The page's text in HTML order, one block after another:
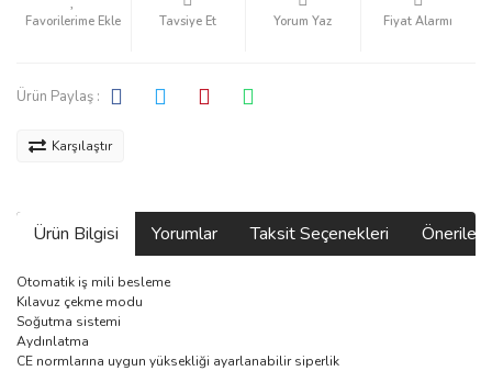
Tavsiye Et Yorum Yaz Fiyat Alarmı
Ürün Paylaş :
Karşılaştır
Ürün Bilgisi Yorumlar Taksit Seçenekleri
Otomatik iş mili besleme
Kılavuz çekme modu
Soğutma sistemi
Aydınlatma
CE normlarına uygun yüksekliği ayarlanabilir siperlik